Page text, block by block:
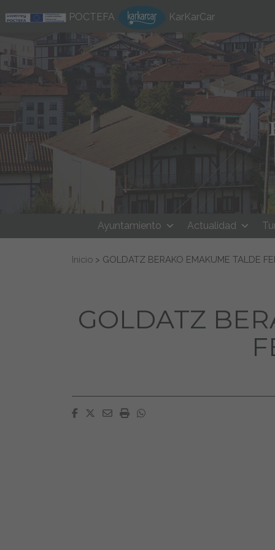
POCTEFA
KarKarCar
Ayuntamiento Actualidad
Buscar:
Inicio > GOLDATZ BERAKO EMAKUME TALDE
GOLDATZ
Facebook
Twitter
EmailImprimirWhatsapp